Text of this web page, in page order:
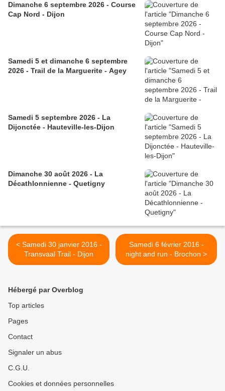
Dimanche 6 septembre 2026 - Course
Cap Nord - Dijon
Samedi 5 et dimanche 6 septembre
2026 - Trail de la Marguerite - Agey
Samedi 5 septembre 2026 - La
Dijonctée - Hauteville-les-Dijon
Dimanche 30 août 2026 - La
Décathlonnienne - Quetigny
< Samedi 30 janvier 2016 -
Transvaal Trail - Dijon
Samedi 6 février 2016 -
night and run - Brochon >
Hébergé par Overblog
Top articles
Pages
Contact
Signaler un abus
C.G.U.
Cookies et données personnelles